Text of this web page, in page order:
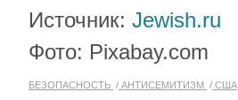
Источник: Jewish.ru
Фото: Pixabay.com
БЕЗОПАСНОСТЬ АНТИСЕМИТИЗМ США